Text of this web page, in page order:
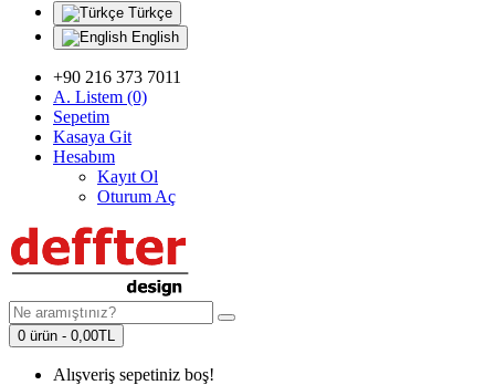
Türkçe
English
+90 216 373 7011
A. Listem (0)
Sepetim
Kasaya Git
Hesabım
Kayıt Ol
Oturum Aç
0 ürün - 0,00TL
Alışveriş sepetiniz boş!